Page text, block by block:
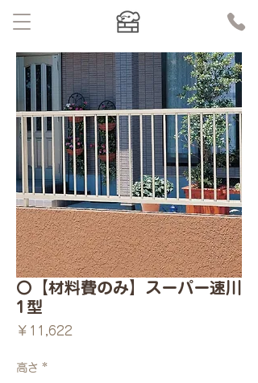
〇【材料費のみ】スーパー速川
1型
￥11,622
高さ *